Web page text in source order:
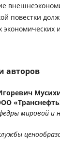
повестки
авторов
мировой и